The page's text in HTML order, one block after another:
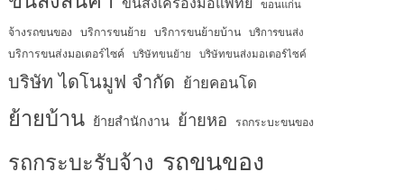
ขอนแก่น
จ้างรถขนของ บริการขนย้าย บริการขนย้ายบ้าน บริการขนส่ง
บริการขนส่งมอเตอร์ไซค์ บริษัทขนย้าย บริษัทขนส่งมอเตอร์ไซค์
บริษัท ไดโนมูฟ จำกัด ย้ายคอนโด
ย้ายบ้าน ย้ายสำนักงาน ย้ายหอ รถกระบะขนของ
รถกระบะรับจ้าง รถขนของ